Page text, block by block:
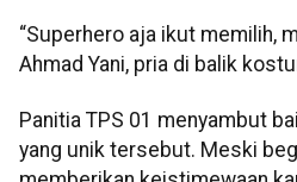
“Superhero aja ikut memilih,
Ahmad Yani, pria di balik
Panitia TPS 01 menyambut
yang unik tersebut. Meski